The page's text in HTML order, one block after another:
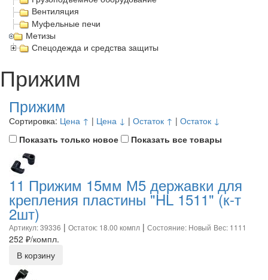
Вентиляция
Муфельные печи
Метизы
Спецодежда и средства защиты
Прижим
Прижим
Сортировка: Цена ↑ | Цена ↓ | Остаток ↑ | Остаток ↓
Показать только новое
Показать все товары
11 Прижим 15мм М5 державки для
крепления пластины "HL 1511" (к-т
2шт)
Артикул: 39336 | Остаток: 18.00 компл | Состояние: Новый Вес: 1111
252 ₽/компл.
В корзину